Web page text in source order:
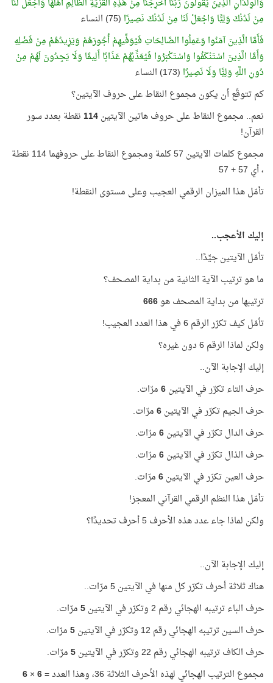
وَالْوِلْدَانِ الَّذِينَ يَقُولُونَ رَبَّنَا أَخْرِجْنَا مِنْ هَذِهِ الْقَرْيَةِ الظَّالِمِ أَهْلُهَا وَاجْعَلْ لَنَا
مِنْ لَدُنْكَ وَلِيًّا وَاجْعَلْ لَنَا مِنْ لَدُنْكَ نَصِيرًا (75) النساء
فَأَمَّا الَّذِينَ آمَنُوا وَعَمِلُوا الصَّالِحَاتِ فَيُوَفِّيهِمْ أُجُورَهُمْ وَيَزِيدُهُمْ مِنْ فَضْلِهِ
وَأَمَّا الَّذِينَ اسْتَنْكَفُوا وَاسْتَكْبَرُوا فَيُعَذِّبُهُمْ عَذَابًا أَلِيمًا وَلَا يَجِدُونَ لَهُمْ مِنْ
دُونِ اللَّهِ وَلِيًّا وَلَا نَصِيرًا (173) النساء
كم تتوقّع أن يكون مجموع النقاط على حروف الآيتين؟
نعم.. مجموع النقاط على حروف هاتين الآيتين114نقطة بعدد سور
القرآن!
مجموع كلمات الآيتين 57 كلمة ومجموع النقاط على حروفهما 114 نقطة
، أي 57 + 57
تأمّل هذا الميزان الرقمي العجيب وعلى مستوى النقطة!
إليك الأعجب..
تأمّل الآيتين جيِّدًا..
ما هو ترتيب الآية الثانية من بداية المصحف؟
ترتيبها من بداية المصحف هو666
تأمّل كيف تكرّر الرقم 6 في هذا العدد العجيب!
ولكن لماذا الرقم 6 دون غيره؟
إليك الإجابة الآن..
حرف التاء تكرّر في الآيتين6مرّات.
حرف الجيم تكرّر في الآيتين6مرّات.
حرف الدال تكرّر في الآيتين6مرّات.
حرف الذال تكرّر في الآيتين6مرّات.
حرف العين تكرّر في الآيتين6مرّات.
تأمّل هذا النظم الرقمي القرآني المعجز!
ولكن لماذا جاء عدد هذه الأحرف 5 أحرف تحديدًا؟
إليك الإجابة الآن..
هناك ثلاثة أحرف تكرّر كل منها في الآيتين 5 مرّات..
حرف الباء ترتيبه الهجائي رقم 2 وتكرّر في الآيتين
5مرّات.
حرف السين ترتيبه الهجائي رقم 12 وتكرّر في الآيتين
5مرّات.
حرف الكاف ترتيبه الهجائي رقم 22 وتكرّر في الآيتين
5مرّات.
مجموع الترتيب الهجائي لهذه الأحرف الثلاثة 36، وهذا العدد =
6
×
6